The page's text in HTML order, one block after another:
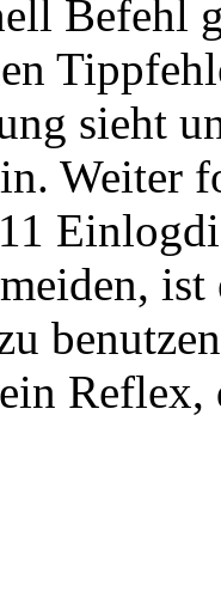
Befehl
sieht
Weiter
ist